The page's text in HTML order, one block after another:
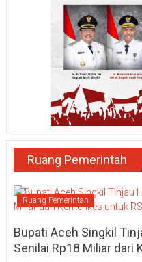
Ruang Pemerintah
Ruang Pemerintah
Bupati Aceh Singkil
Senilai Rp18 Miliar dari